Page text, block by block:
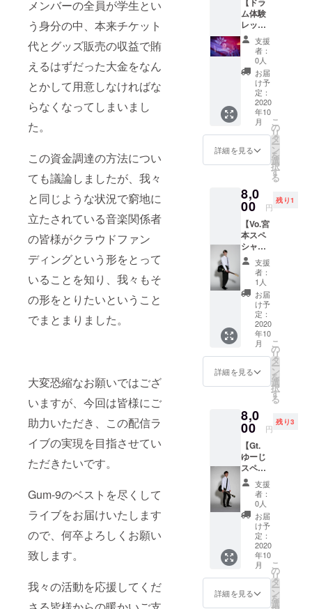
メンバーの全員が学生とい
う身分の中、本来チケット
代とグッズ販売の収益で賄
えるはずだった大金をなん
とかして用意しなければな
らなくなってしまいまし
た。
この資金調達の方法につい
ても議論しましたが、我々
と同じような状況で窮地に
立たされている音楽関係者
の皆様がクラウドファン
ディングという形をとって
いることを知り、我々もそ
の形をとりたいということ
でまとまりました。
大変恐縮なお願いではござ
いますが、今回は皆様にご
助力いただき、この配信ラ
イブの実現を目指させてい
ただきたいです。
Gum-9のベストを尽くして
ライブをお届けいたします
ので、何卒よろしくお願い
致します。
我々の活動を応援してくだ
ケット
をお持
ちいた
だけれ
ば、ラ
イブを
ご観覧
いただ
けま
す。 そ
れぞれ
のライ
程、場
所等は
(https://
gum-
9.jpn.or
g) にて
ご確認
下さ
い。 現
地まで
の交通
費など
の諸経
費はご
負担を
お願い
しま
す。 有
効期限
は2020
年6月27
年間で
す。仮
に、新
型コロ
ナウイ
ルスの
影響で
通常の
観客動
員ライ
ブが今
後1年間
できな
いと
いった
場合に
は、有
効期限
たしま
す！ お
越しに
なりた
いライ
ブの予
約
フォー
ムに
て、チ
ケット
をご利
ること
を事前
さい。
その上
で会場
にチ
ケット
をお持
ちいた
だけれ
ば、ラ
イブを
ご観覧
いただ
けま
す。 そ
れぞれ
ブの日
程、場
公式HP
(https://
gum-
9.jpn.or
g) にて
ご確認
下さ
い。 現
地まで
の交通
費など
の諸経
費はご
負担を
お願い
しま
す。 有
効期限
にログ
インす
るため
のユー
ザー
ネー
ム、パ
スワー
ドが取
得でき
ます。
郵送い
す。 3.
Gum-9
ケット1
枚
Gum-9
のライ
ブにご
招待い
たしま
す！ お
越しに
なりた
いライ
ブの予
フォー
ムに
ケット
をご利
を事前
にお知
らせ下
さい。
その上
で会場
にチ
ケット
をお持
ちいた
だけれ
ば、ラ
イブを
ご観覧
いただ
す。 そ
日程は
メール
にてご
相談さ
せてい
ただき
ます。
目安と
しては
2020年
の7月頃
を想定
してい
ます。
セージ&
ミニ演
奏動画
をお渡
ししま
す！
メール
で送付
いたし
ます。
3. 新曲
の音源
メール
で送付
いたし
ます。
4. 2曲分
のデモ
音源（3
曲） デ
モ音源
はバン
ドメン
バー自
身でレ
コー
ディン
グ、
ミック
スなど
をした
もので
す。
メール
いたし
ンを1時
間受け
られま
す！ 現
地まで
の交通
費など
の諸経
費はご
負担を
お願い
しま
す。 ス
タジオ
いたし
ます。
日程は
メール
にてご
相談さ
せてい
ただき
ます。
目安と
しては
2020年
の7月頃
を想定
してい
ます。
2. お礼
セージ&
奏動画
をお渡
ししま
す！
メール
で送付
いたし
ます。
3. 新曲
の音源
メール
で送付
いたし
ます。
4. 2曲分
音源（3
とは異
ム体験
レッス
ンコー
ス】 リ
ターン
内容 1.
Gum-9
ドラム
の古賀
大蔵か
ら都内
のスタ
ジオ
（水道
橋駅付
定）で
楽器
レッス
ンを1時
間受け
られま
す！ 現
地まで
の交通
費など
の諸経
費はご
負担を
お願い
しま
す。 ス
タジオ
いたし
ます。
日程は
メール
にてご
相談さ
せてい
ただき
ます。
目安と
しては
2020年
の7月頃
を想定
してい
ます。
2. お礼
支援
者：
0人
お届
け予
定：
2020
年10
月
詳細を見る
こ
の
リ
タ
ー
ン
を
選
択
す
る
8,0
00 円
残り1
【Vo.宮
本スペ
シャ
ル】 リ
ターン
内容 1.
Gum-9
のボー
カル宮
本龍人
と一緒
に都内
の古着
屋を見
に行き
ます！
様の希
望があ
れば、
カフェ
やカラ
オケな
どにも
行きま
す。現
地まで
の交通
費、購
入する
古着
代、ご
自身の
飲食
支援
者：
1人
お届
け予
定：
2020
年10
月
詳細を見る
こ
の
リ
タ
ー
ン
を
選
択
す
る
8,0
00 円
残り3
【Gt.
ゆーじ
スペ
シャ
ル】 リ
ターン
内容 1.
Gum-9
ギター
高橋悠
司と一
緒に豊
洲で魚
を釣り
に行き
支援
者：
0人
お届
け予
定：
2020
年10
月
詳細を見る
こ
の
リ
タ
ー
ン
を
選